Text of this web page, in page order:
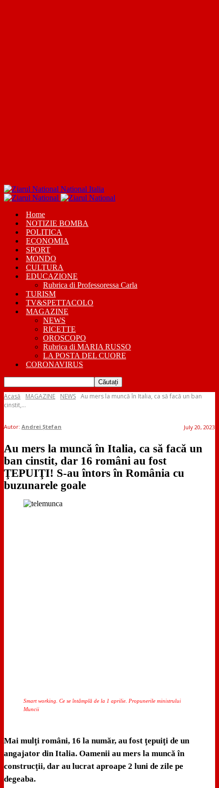
National Italia
Home
NOTIZIE BOMBA
POLITICA
ECONOMIA
SPORT
MONDO
CULTURA
EDUCAZIONE
Rubrica di Professoressa Carla
TURISM
TV&SPETTACOLO
MAGAZINE
NEWS
RICETTE
OROSCOPO
Rubrica di MARIA RUSSO
LA POSTA DEL CUORE
CORONAVIRUS
Acasă MAGAZINE NEWS Au mers la muncă în Italia, ca să facă un ban
cinstit,...
July 20, 2023
Autor: Andrei Ștefan
Au mers la muncă în Italia, ca să facă un
ban cinstit, dar 16 români au fost
ŢEPUIŢI! S-au întors în România cu
buzunarele goale
Smart working. Ce se întâmplă de la 1 aprilie. Propunerile ministrului
Muncii
Mai mulţi români, 16 la număr, au fost ţepuiţi de un
angajator din Italia. Oamenii au mers la muncă în
construcţii, dar au lucrat aproape 2 luni de zile pe
degeaba.